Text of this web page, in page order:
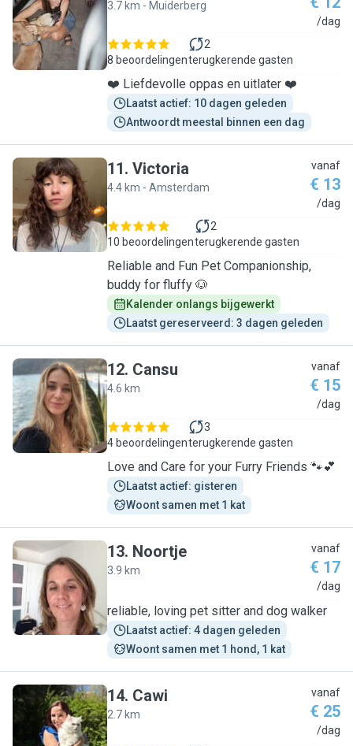
L
3.7 km - Muiderberg
/dag
8 beoordelingen
2
terugkerende gasten
❤️ Liefdevolle oppas en uitlater ❤️
Laatst actief: 10 dagen geleden
Antwoordt meestal binnen een dag
V
11. Victoria
4.4 km - Amsterdam
vanaf
€ 13
/dag
10 beoordelingen
2
terugkerende gasten
Reliable and Fun Pet Companionship,
buddy for fluffy 🐶
Kalender onlangs bijgewerkt
Laatst gereserveerd: 3 dagen geleden
C
12. Cansu
4.6 km
vanaf
€ 15
/dag
4 beoordelingen
3
terugkerende gasten
Love and Care for your Furry Friends 🐾💕
Laatst actief: gisteren
Woont samen met 1 kat
N
13. Noortje
3.9 km
vanaf
€ 17
/dag
reliable, loving pet sitter and dog walker
Laatst actief: 4 dagen geleden
Woont samen met 1 hond, 1 kat
C
14. Cawi
2.7 km
vanaf
€ 25
/dag